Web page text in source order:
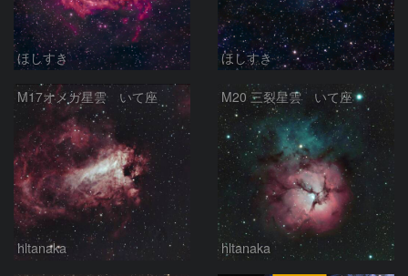
ほしすき ほしすき
M17オメガ星雲 いて座
hltanaka
M20 三裂星雲 いて座
hltanaka